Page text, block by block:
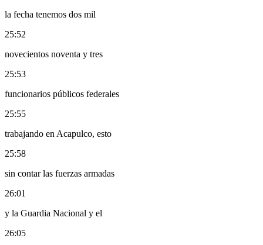
la fecha tenemos dos mil
25:52
novecientos noventa y tres
25:53
funcionarios públicos federales
25:55
trabajando en Acapulco, esto
25:58
sin contar las fuerzas armadas
26:01
y la Guardia Nacional y el
26:05